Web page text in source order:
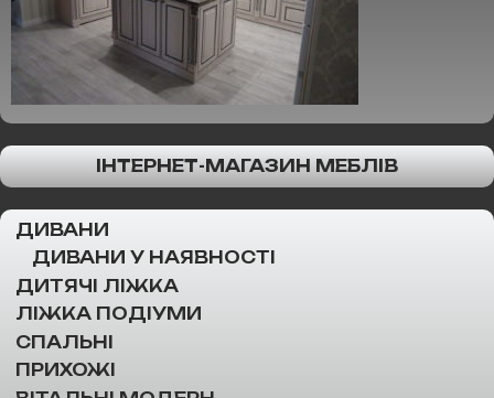
ІНТЕРНЕТ-МАГАЗИН МЕБЛІВ
ДИВАНИ
ДИВАНИ У НАЯВНОСТІ
ДИТЯЧІ ЛІЖКА
ЛІЖКА ПОДІУМИ
СПАЛЬНІ
ПРИХОЖІ